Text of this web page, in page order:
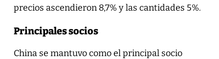
precios ascendieron 8,7% y las cantidades 5%.
Principales socios
China se mantuvo como el principal socio